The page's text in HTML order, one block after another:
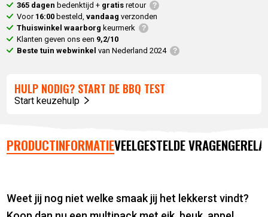
365 dagen bedenktijd + gratisretour
Voor 16:00 besteld,vandaag verzonden
Thuiswinkel waarborg keurmerk
Klanten geven ons een 9,2/10
Beste tuin webwinkel van Nederland 2024
HULP NODIG? START DE BBQ TEST
Start keuzehulp
PRODUCTINFORMATIEVEELGESTELDE VRAGEN
Weet jij nog niet welke smaak jij het lekkerst vindt?